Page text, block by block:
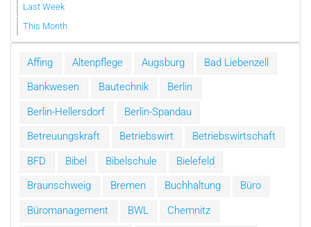
Last Week
This Month
Affing Altenpflege Augsburg
Bad Liebenzell
Bankwesen
Bautechnik
Berlin
Berlin-Hellersdorf
Berlin-Spandau
Betreuungskraft
Betriebswirt
Betriebswirtschaft
BFD
Bibel Bibelschule
Bielefeld
Braunschweig
Bremen Buchhaltung
Büro
Büromanagement
BWL
Chemnitz